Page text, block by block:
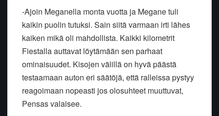
-Ajoin Meganella monta vuotta ja Megane tuli
kaikin puolin tutuksi. Sain siitä varmaan irti lähes
kaiken mikä oli mahdollista. Kaikki kilometrit
Fiestalla auttavat löytämään sen parhaat
ominaisuudet. Kisojen välillä on hyvä päästä
testaamaan auton eri säätöjä, että ralleissa pystyy
reagoimaan nopeasti jos olosuhteet muuttuvat,
Pensas valaisee.